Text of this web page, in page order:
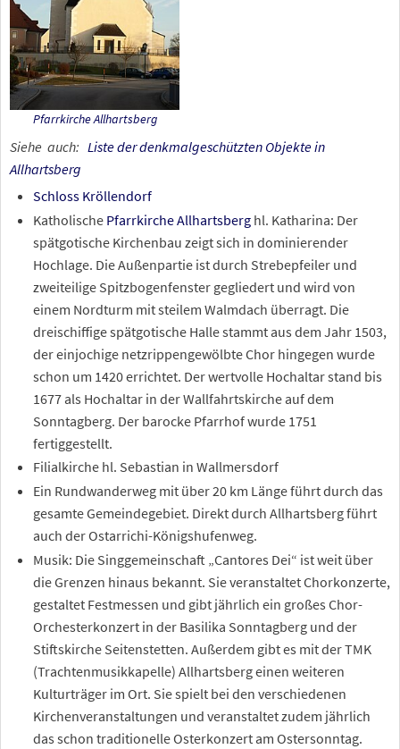
Pfarrkirche Allhartsberg
Siehe auch: Liste der denkmalgeschützten Objekte in
Allhartsberg
Schloss Kröllendorf
Katholische Pfarrkirche Allhartsberghl. Katharina: Der
spätgotische Kirchenbau zeigt sich in dominierender
Hochlage. Die Außenpartie ist durch Strebepfeiler und
zweiteilige Spitzbogenfenster gegliedert und wird von
einem Nordturm mit steilem Walmdach überragt. Die
dreischiffige spätgotische Halle stammt aus dem Jahr 1503,
der einjochige netzrippengewölbte Chor hingegen wurde
schon um 1420 errichtet. Der wertvolle Hochaltar stand bis
1677 als Hochaltar in der Wallfahrtskirche auf dem
Sonntagberg. Der barocke Pfarrhof wurde 1751
fertiggestellt.
Filialkirche hl. Sebastian in Wallmersdorf
Ein Rundwanderweg mit über 20 km Länge führt durch das
gesamte Gemeindegebiet. Direkt durch Allhartsberg führt
auch der Ostarrichi-Königshufenweg.
Musik: Die Singgemeinschaft „Cantores Dei“ ist weit über
die Grenzen hinaus bekannt. Sie veranstaltet Chorkonzerte,
gestaltet Festmessen und gibt jährlich ein großes Chor-
Orchesterkonzert in der Basilika Sonntagberg und der
Stiftskirche Seitenstetten. Außerdem gibt es mit der TMK
(Trachtenmusikkapelle) Allhartsberg einen weiteren
Kulturträger im Ort. Sie spielt bei den verschiedenen
Kirchenveranstaltungen und veranstaltet zudem jährlich
das schon traditionelle Osterkonzert am Ostersonntag.